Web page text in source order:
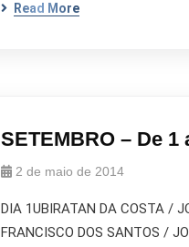
Read More
SETEMBRO – De 1
2 de maio de 2014
DIA 1UBIRATAN DA COSTA /
FRANCISCO DOS SANTOS /